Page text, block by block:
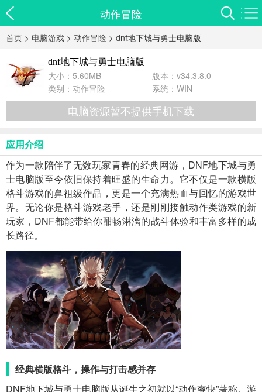
动作冒险
首页 > 电脑游戏 > 动作冒险 > dnf地下城与勇士电脑版
dnf地下城与勇士电脑版
大小：5.60MB
版本：v34.3.8.0
类别： 动作冒险 系统：WIN
电脑资源暂不提供手机下载
应用介绍
作为一款陪伴了无数玩家青春的经典网游，DNF地下城与勇
士电脑版至今依旧保持着旺盛的生命力。它不仅是一款横版
格斗游戏的鼻祖级作品，更是一个充满热血与回忆的游戏世
界。无论你是格斗游戏老手，还是刚刚接触动作类游戏的新
玩家，DNF都能带给你酣畅淋漓的战斗体验和丰富多样的成
长路径。
经典横版格斗，操作与打击感并存
DNF地下城与勇士电脑版从诞生之初就以“动作爽快”著称。游